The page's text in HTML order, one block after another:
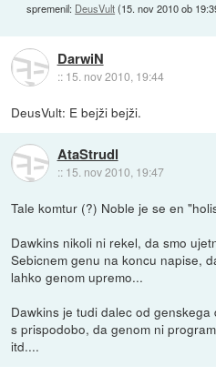
spremenil: DeusVult(15. nov 2010 ob
DarwiN
:: 15. nov 2010, 19:44
DeusVult: E bejži bejži.
AtaStrudl
:: 15. nov 2010, 19:47
Tale komtur (?) Noble je se en
Dawkins nikoli ni rekel, da smo
Sebicnem genu na koncu napise,
lahko genom upremo...
Dawkins je tudi dalec od
s prispodobo, da genom ni
itd....